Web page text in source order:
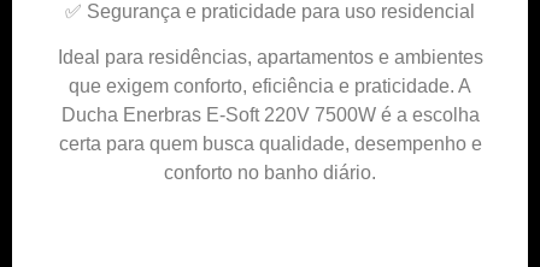
✅ Segurança e praticidade para uso residencial
Ideal para residências, apartamentos e ambientes
que exigem conforto, eficiência e praticidade. A
Ducha Enerbras E-Soft 220V 7500W é a escolha
certa para quem busca qualidade, desempenho e
conforto no banho diário.